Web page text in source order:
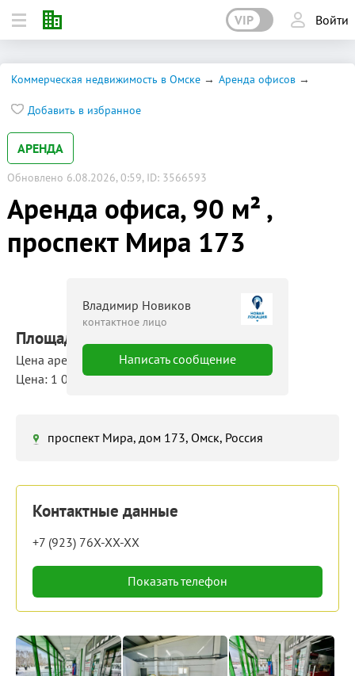
VIP Войти
Коммерческая недвижимость в Омске Аренда офисов
Добавить в избранное
АРЕНДА
Обновлено 6.08.2026, 0:59, ID: 3566593
Аренда офиса, 90 м² ,
проспект Мира 173
Владимир Новиков
контактное лицо
Написать сообщение
Площадь: 90 м²
Цена аренды: 90 000 руб./мес
Цена: 1 000 руб./м²/мес
проспект Мира, дом 173, Омск, Россия
Контактные данные
+7 (923) 76X-XX-XX
Показать телефон